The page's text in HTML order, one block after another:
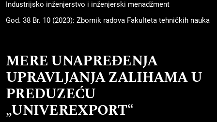
Industrijsko inženjerstvo i inženjerski menadžment
God. 38 Br. 10 (2023): Zbornik radova Fakulteta tehničkih nauka
MERE UNAPREĐENJA
UPRAVLJANJA ZALIHAMA U
PREDUZEĆU
„UNIVEREXPORT“